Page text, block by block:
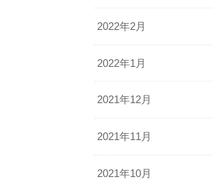
2022年2月
2022年1月
2021年12月
2021年11月
2021年10月